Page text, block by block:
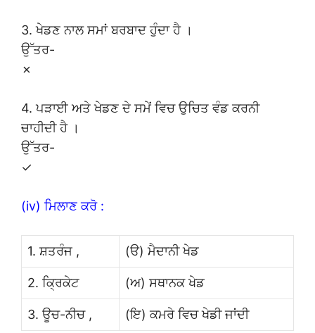
3. ਖੇਡਣ ਨਾਲ ਸਮਾਂ ਬਰਬਾਦ ਹੁੰਦਾ ਹੈ ।
ਉੱਤਰ-
✗
4. ਪੜਾਈ ਅਤੇ ਖੇਡਣ ਦੇ ਸਮੇਂ ਵਿਚ ਉਚਿਤ ਵੰਡ ਕਰਨੀ
ਚਾਹੀਦੀ ਹੈ ।
ਉੱਤਰ-
✓
(iv) ਮਿਲਾਣ ਕਰੋ :
1. ਸ਼ਤਰੰਜ , (ੳ) ਮੈਦਾਨੀ ਖੇਡ
2. ਕ੍ਰਿਕੇਟ (ਅ) ਸਥਾਨਕ ਖੇਡ
3. ਊਚ-ਨੀਚ , (ਇ) ਕਮਰੇ ਵਿਚ ਖੇਡੀ ਜਾਂਦੀ